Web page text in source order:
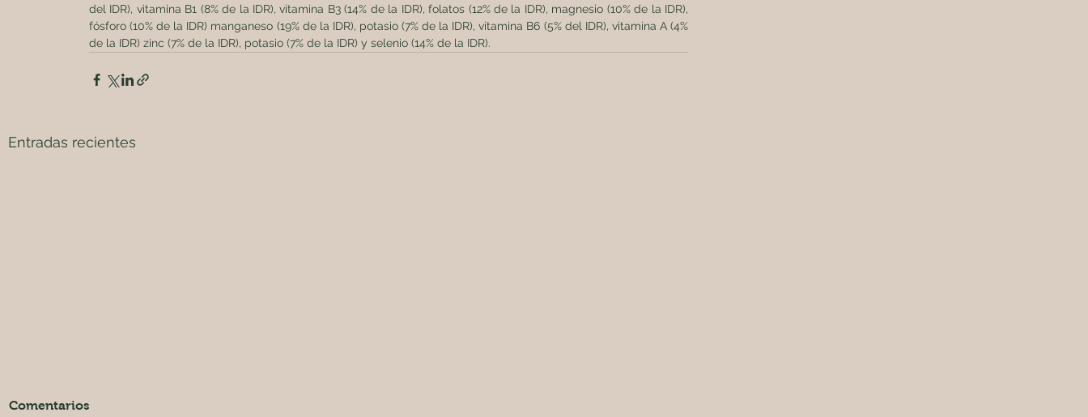
del IDR), vitamina B1 (8% de la IDR), vitamina B3 (14% de la IDR), folatos (12% de la IDR), magnesio (10% de la IDR),
fósforo (10% de la IDR) manganeso (19% de la IDR), potasio (7% de la IDR), vitamina B6 (5% del IDR), vitamina A (4%
de la IDR) zinc (7% de la IDR), potasio (7% de la IDR) y selenio (14% de la IDR).
Entradas recientes
Comentarios